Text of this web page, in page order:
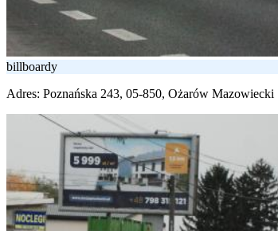
billboardy
Adres: Poznańska 243, 05-850, Ożarów Mazowiecki